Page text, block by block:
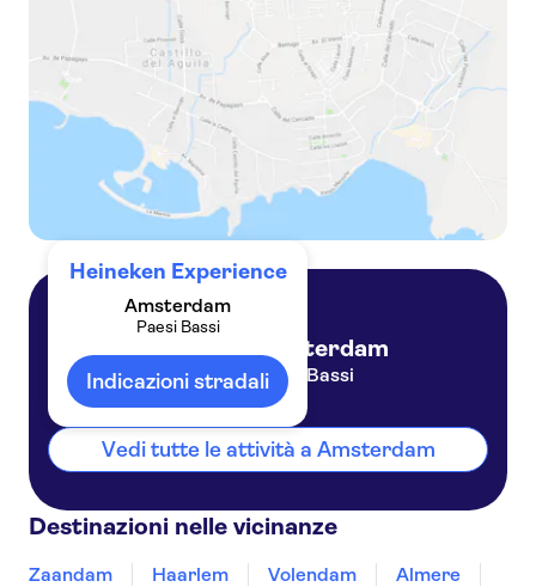
Heineken Experience
Amsterdam
Paesi Bassi
Indicazioni stradali
Amsterdam
Paesi Bassi
Vedi tutte le attività a Amsterdam
Destinazioni nelle vicinanze
Zaandam Haarlem Volendam
Almere